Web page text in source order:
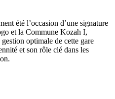
été l’occasion d’une signature
et la Commune Kozah I,
optimale de cette gare
et son rôle clé dans les